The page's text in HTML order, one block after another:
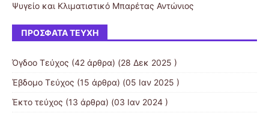
Ψυγείο και Κλιματιστικό Μπαρέτας Αντώνιος
ΠΡΌΣΦΑΤΑ ΤΕΎΧΗ
Όγδοο Τεύχος (42 άρθρα) (28 Δεκ 2025 )
Έβδομο Τεύχος (15 άρθρα) (05 Ιαν 2025 )
Έκτο τεύχος (13 άρθρα) (03 Ιαν 2024 )